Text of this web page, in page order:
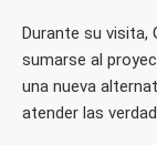
Durante su visita,
sumarse al
una nueva
atender las